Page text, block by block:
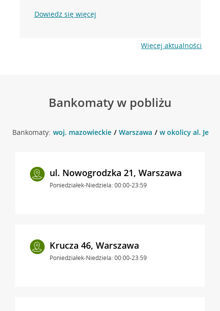
Dowiedz się więcej
Więcej aktualności
Bankomaty w pobliżu
Bankomaty: woj. mazowieckie Warszawa w okolicy al.
ul. Nowogrodzka 21, Warszawa
Poniedziałek-Niedziela: 00:00-23:59
Krucza 46, Warszawa
Poniedziałek-Niedziela: 00:00-23:59